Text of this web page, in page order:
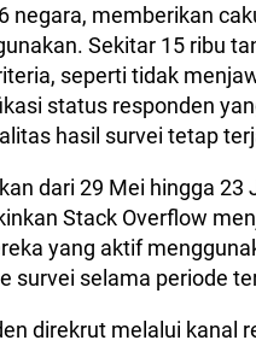
negara, memberikan
Sekitar 15 ribu
seperti tidak
status responden
hasil survei tetap
dari 29 Mei hingga
Stack Overflow
yang aktif
survei selama periode
direkrut melalui kanal